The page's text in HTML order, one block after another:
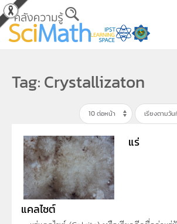
Skip to main content
Tag: Crystallizaton
แร่
แคลไซต์